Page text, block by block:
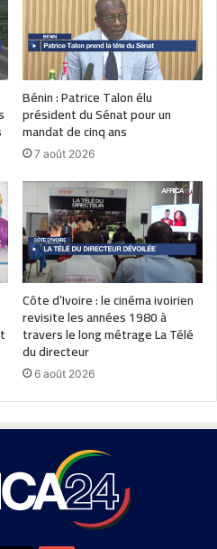
Bénin : Patrice Talon élu
président du Sénat pour un
mandat de cinq ans
7 août 2026
Côte d’Ivoire : le cinéma ivoirien
revisite les années 1980 à
travers le long métrage La Télé
du directeur
6 août 2026